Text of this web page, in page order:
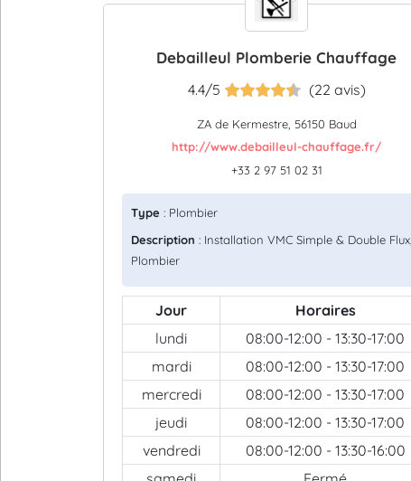
Debailleul Plomberie Chauffage
4.4/5 (22 avis)
ZA de Kermestre, 56150 Baud
http://www.debailleul-chauffage.fr/
+33 2 97 51 02 31
Type : Plombier
Description : Installation VMC Simple & Double Flux,
Plombier
Jour
Horaires
lundi
08:00-12:00 - 13:30-17:00
mardi
08:00-12:00 - 13:30-17:00
mercredi
08:00-12:00 - 13:30-17:00
jeudi
08:00-12:00 - 13:30-17:00
vendredi
08:00-12:00 - 13:30-16:00